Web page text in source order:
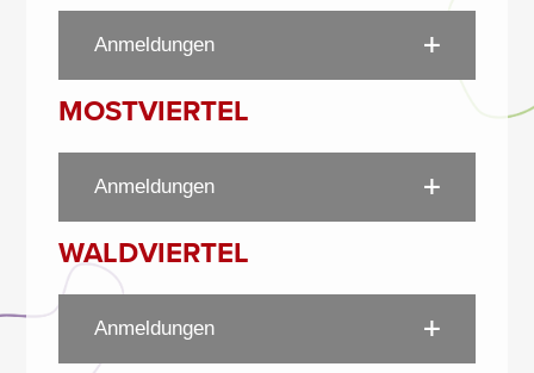
Anmeldungen
MOSTVIERTEL
Anmeldungen
WALDVIERTEL
Anmeldungen